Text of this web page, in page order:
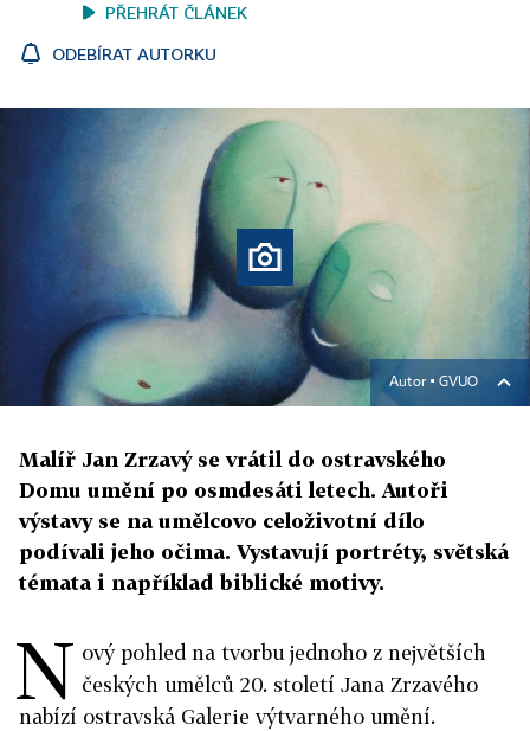
PŘEHRÁT ČLÁNEK
ODEBÍRAT AUTORKU
Autor ▪ GVUO
Malíř Jan Zrzavý se vrátil do ostravského
Domu umění po osmdesáti letech. Autoři
výstavy se na umělcovo celoživotní dílo
podívali jeho očima. Vystavují portréty, světská
témata i například biblické motivy.
N ový pohled na tvorbu jednoho z největších
českých umělců 20. století Jana Zrzavého
nabízí ostravská Galerie výtvarného umění.